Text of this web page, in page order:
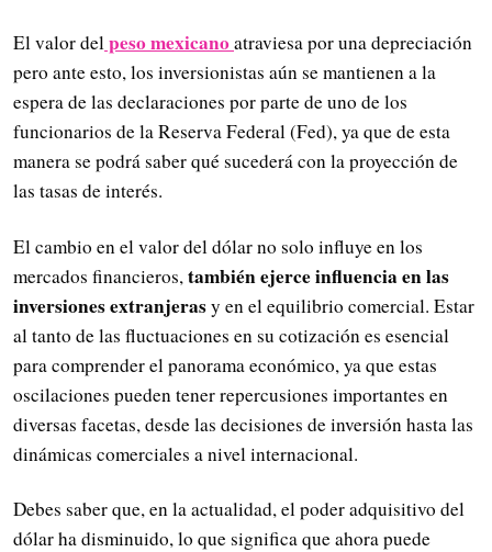
El valor delpeso mexicanoatraviesa por una depreciación
pero ante esto, los inversionistas aún se mantienen a la
espera de las declaraciones por parte de uno de los
funcionarios de la Reserva Federal (Fed), ya que de esta
manera se podrá saber qué sucederá con la proyección de
las tasas de interés.
El cambio en el valor del dólar no solo influye en los
mercados financieros, también ejerce influencia en las
inversiones extranjerasy en el equilibrio comercial. Estar
al tanto de las fluctuaciones en su cotización es esencial
para comprender el panorama económico, ya que estas
oscilaciones pueden tener repercusiones importantes en
diversas facetas, desde las decisiones de inversión hasta las
dinámicas comerciales a nivel internacional.
Debes saber que, en la actualidad, el poder adquisitivo del
dólar ha disminuido, lo que significa que ahora puede